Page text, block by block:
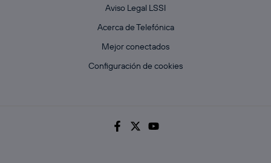
Aviso Legal LSSI
Acerca de Telefónica
Mejor conectados
Configuración de cookies